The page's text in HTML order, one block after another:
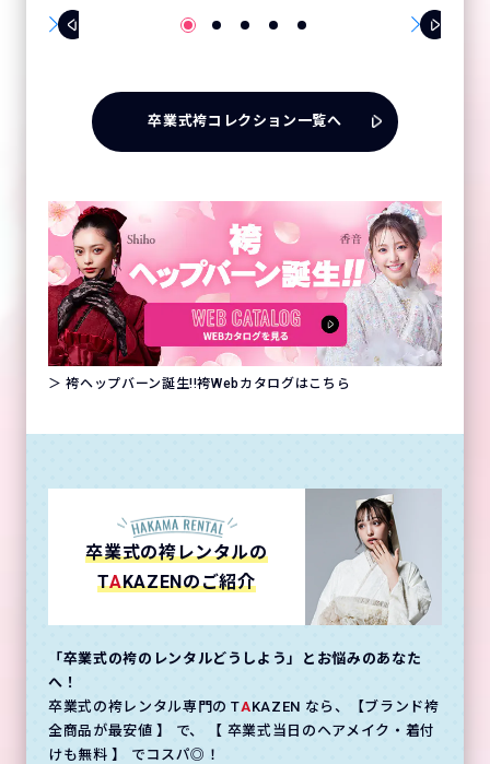
卒業式袴コレクション一覧へ
＞ 袴ヘップバーン誕生!!袴Webカタログはこちら
卒業式の袴レンタルの
TAKAZENのご紹介
「卒業式の袴のレンタルどうしよう」とお悩みのあなた
へ！
卒業式の袴レンタル専門の TAKAZEN なら、【ブランド袴
全商品が最安値 】 で、 【 卒業式当日のヘアメイク・着付
けも無料 】 でコスパ◎！